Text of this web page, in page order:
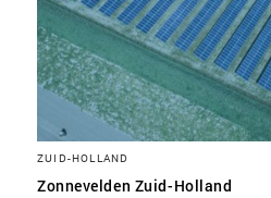
ZUID-HOLLAND
Zonnevelden Zuid-Holland